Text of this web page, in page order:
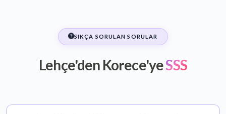
SIKÇA SORULAN SORULAR
Lehçe'den Korece'yeSSS